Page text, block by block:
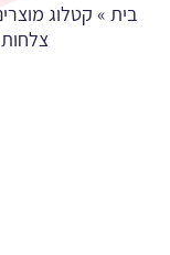
בית » קטלוג
צלחות